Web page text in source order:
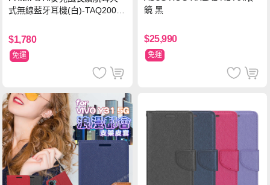
式無線藍牙耳機(白)-TAQ2000
$1,780
免運
鏡 黑
$25,990
免運